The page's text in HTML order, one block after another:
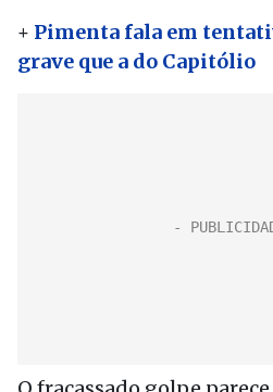
+ Pimenta fala em
grave que a do Capitólio